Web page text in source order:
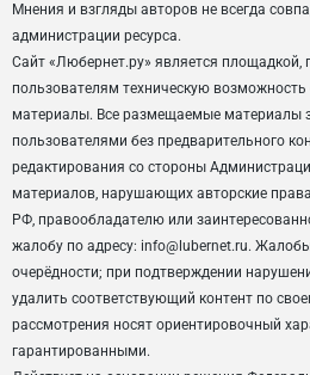
Мнения и взгляды авторов не всегда
администрации ресурса.
Сайт «Любернет.ру» является площадкой,
пользователям техническую
материалы. Все размещаемые материалы
пользователями без предварительного
редактирования со стороны
материалов, нарушающих авторские
РФ, правообладателю или
жалобу по адресу: info@lubernet.ru.
очерёдности; при подтверждении
удалить соответствующий контент по
рассмотрения носят ориентировочный
гарантированными.